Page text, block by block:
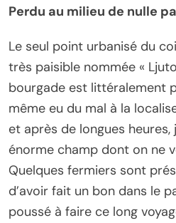
Perdu au milieu de nulle
Le seul point urbanisé du
très paisible nommée «
bourgade est littéralement
même eu du mal à la
et après de longues heures,
énorme champ dont on ne
Quelques fermiers sont
d’avoir fait un bon dans le
poussé à faire ce long